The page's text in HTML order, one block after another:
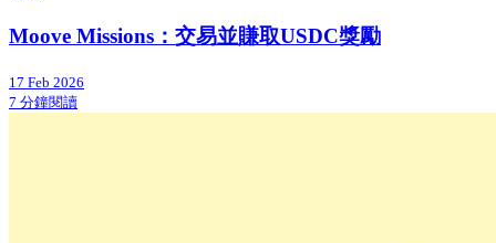
Moove Missions：交易並賺取USDC獎勵
17 Feb 2026
7 分鐘閱讀